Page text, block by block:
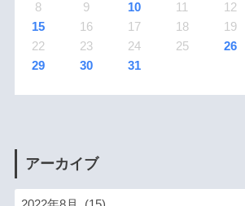
8
9 10 11 12
15
16 17 18 19
22
23 24 25 26
29
30 31
アーカイブ